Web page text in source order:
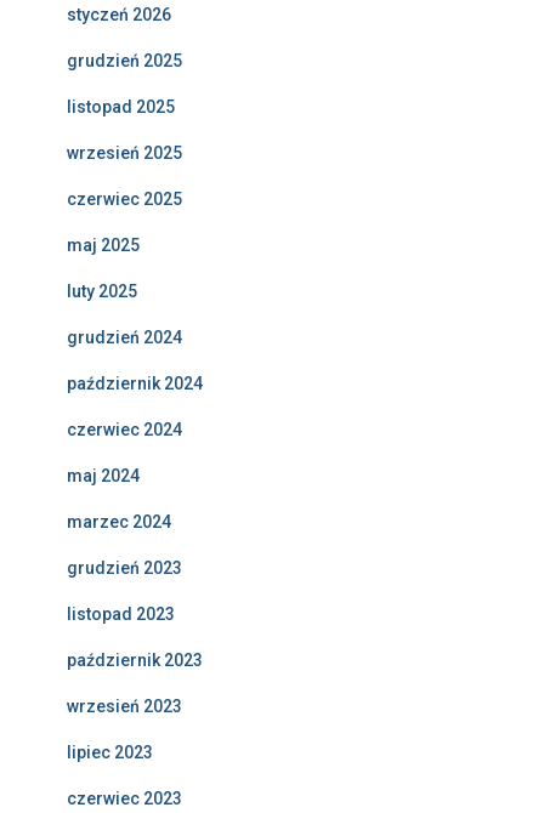
styczeń 2026
grudzień 2025
listopad 2025
wrzesień 2025
czerwiec 2025
maj 2025
luty 2025
grudzień 2024
październik 2024
czerwiec 2024
maj 2024
marzec 2024
grudzień 2023
listopad 2023
październik 2023
wrzesień 2023
lipiec 2023
czerwiec 2023